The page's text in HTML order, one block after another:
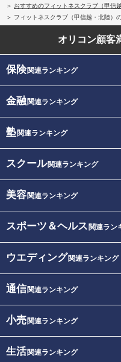
おすすめのフィットネスクラブ（甲信
フィットネスクラブ（甲信越・北陸）
オリコン顧客
保険関連ランキング
金融関連ランキング
塾関連ランキング
スクール関連ランキング
美容関連ランキング
スポーツ＆ヘルス 関連ラン
ウエディング関連ランキング
通信関連ランキング
小売関連ランキング
生活関連ランキング